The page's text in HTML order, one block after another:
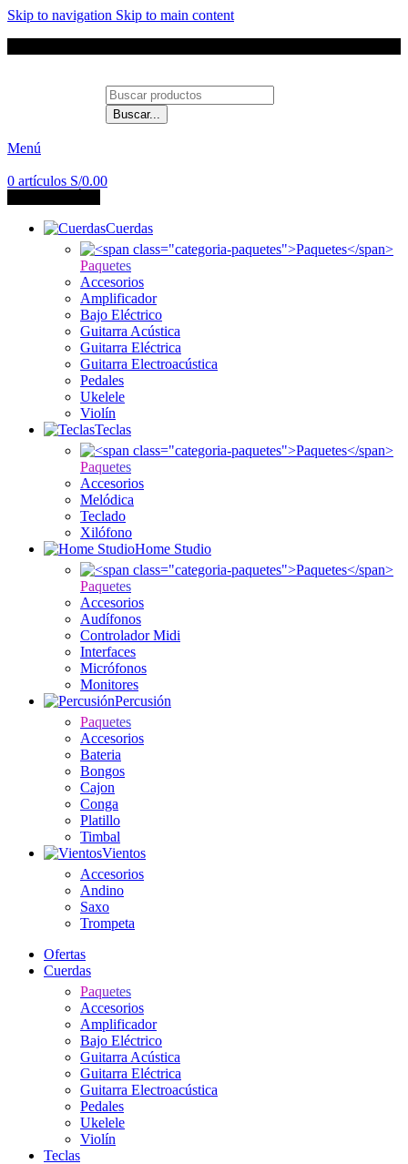
Skip to navigation Skip to main content
Buscar...
Menú
0 artículos S/0.00
Cuerdas
Paquetes
Accesorios
Amplificador
Bajo Eléctrico
Guitarra Acústica
Guitarra Eléctrica
Guitarra Electroacústica
Pedales
Ukelele
Violín
Teclas
Paquetes
Accesorios
Melódica
Teclado
Xilófono
Home Studio
Paquetes
Accesorios
Audífonos
Controlador Midi
Interfaces
Micrófonos
Monitores
Percusión
Paquetes
Accesorios
Bateria
Bongos
Cajon
Conga
Platillo
Timbal
Vientos
Accesorios
Andino
Saxo
Trompeta
Ofertas
Cuerdas
Paquetes
Accesorios
Amplificador
Bajo Eléctrico
Guitarra Acústica
Guitarra Eléctrica
Guitarra Electroacústica
Pedales
Ukelele
Violín
Teclas